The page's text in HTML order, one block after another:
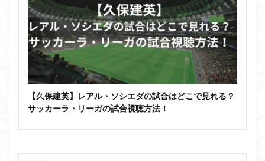
【久保建英】レアル・ソシエダの試合はどこで見れる？
サッカーラ・リーガの試合視聴方法！